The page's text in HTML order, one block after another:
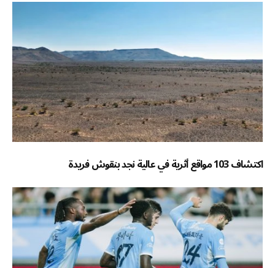
اكتشاف 103 مواقع أثرية في عالية نجد بنقوش فريدة